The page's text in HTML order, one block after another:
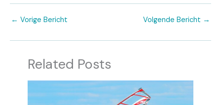
← Vorige Bericht Volgende Bericht →
Related Posts